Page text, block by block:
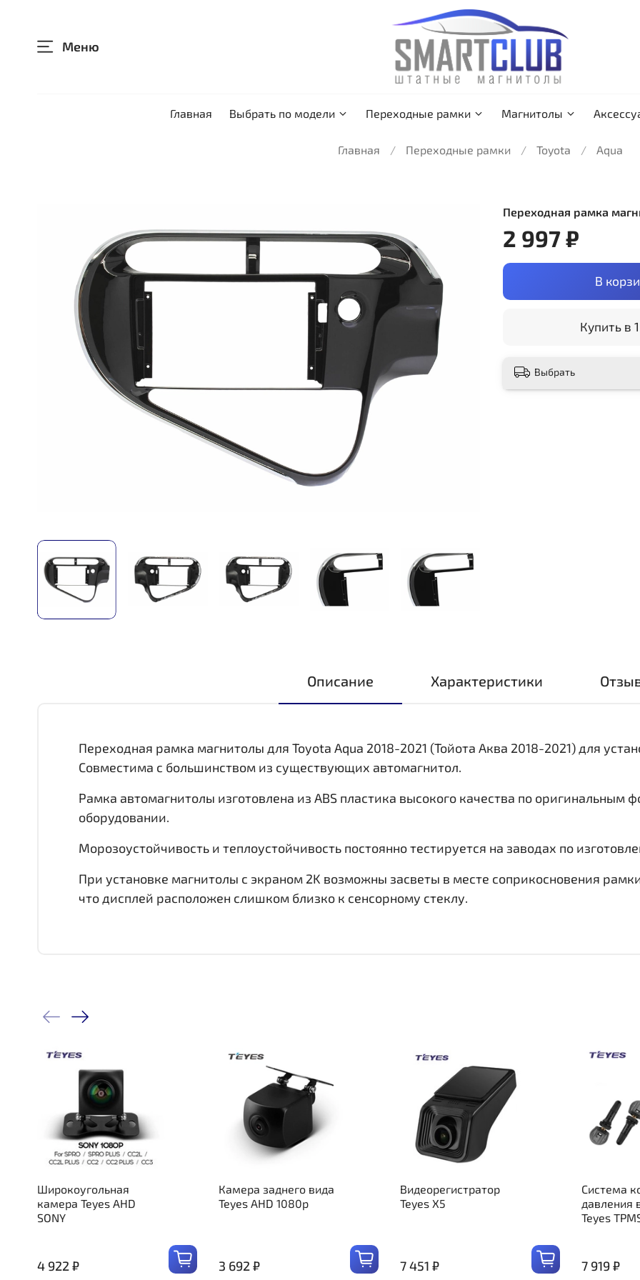
Меню
Главная Выбрать по модели Переходные рамки Магнитолы
Главная Переходные рамки Toyota Aqua
Переходная рамка
2 997 ₽
В
Купить в
Выбрать
Описание Характеристики
Переходная рамка магнитолы для Toyota Aqua 2018-2021 (Тойота Аква 2018-2021) для
Совместима с большинством из существующих автомагнитол.
Рамка автомагнитолы изготовлена из ABS пластика высокого качества по оригинальным
оборудовании.
Морозоустойчивость и теплоустойчивость постоянно тестируется на заводах по
При установке магнитолы с экраном 2K возможны засветы в месте соприкосновения
что дисплей расположен слишком близко к сенсорному стеклу.
Широкоугольная
камера Teyes AHD
SONY
4 922 ₽
Камера заднего вида
Teyes AHD 1080p
3 692 ₽
Видеорегистратор
Teyes X5
7 451 ₽
Система
давления
Teyes
7 919 ₽